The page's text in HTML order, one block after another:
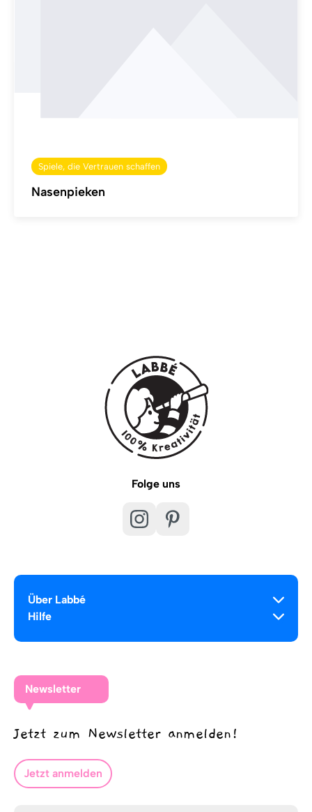
Spiele, die Vertrauen schaffen
Nasenpieken
Folge uns
Über Labbé
Hilfe
Newsletter
Jetzt zum Newsletter anmelden!
Jetzt anmelden